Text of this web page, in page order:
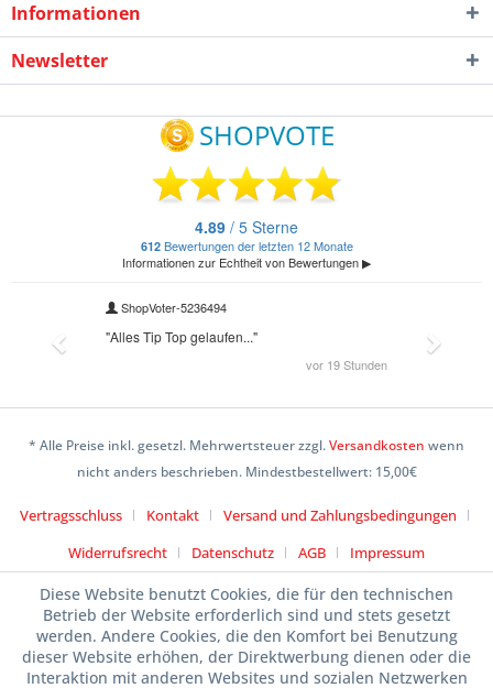
Informationen
Newsletter
* Alle Preise inkl. gesetzl. Mehrwertsteuer zzgl.Versandkosten wenn
nicht anders beschrieben. Mindestbestellwert: 15,00€
Vertragsschluss Kontakt
Versand und Zahlungsbedingungen
Widerrufsrecht
Datenschutz AGB Impressum
Diese Website benutzt Cookies, die für den technischen
Betrieb der Website erforderlich sind und stets gesetzt
werden. Andere Cookies, die den Komfort bei Benutzung
dieser Website erhöhen, der Direktwerbung dienen oder die
Interaktion mit anderen Websites und sozialen Netzwerken